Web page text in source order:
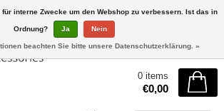
0 items
€0,00
interne Zwecke um den Webshop zu verbessern. Ist das in
Ordnung? Ja Nein
beachten Sie bitte unsere Datenschutzerklärung. »